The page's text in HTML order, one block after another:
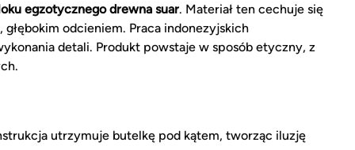
egzotycznego drewna suar. Materiał ten cechuje się
odcieniem. Praca indonezyjskich
detali. Produkt powstaje w sposób etyczny, z
utrzymuje butelkę pod kątem, tworząc iluzję